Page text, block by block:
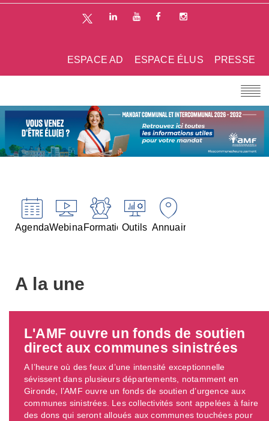
PRESSE
ESPACE ÉLUS
ESPACE AD
AgendaWebinairesFormationsOutils Annuaires
A la une
L'AMF ouvre un fonds de soutien
direct aux communes sinistrées
A l’heure où des feux d’une intensité exceptionnelle
sévissent dans plusieurs départements, notamment en
Gironde, l’AMF ouvre un fonds de soutien d’urgence aux
communes sinistrées. Les collectivités sont appelées à faire
des dons qui seront alloués aux communes touchées pour